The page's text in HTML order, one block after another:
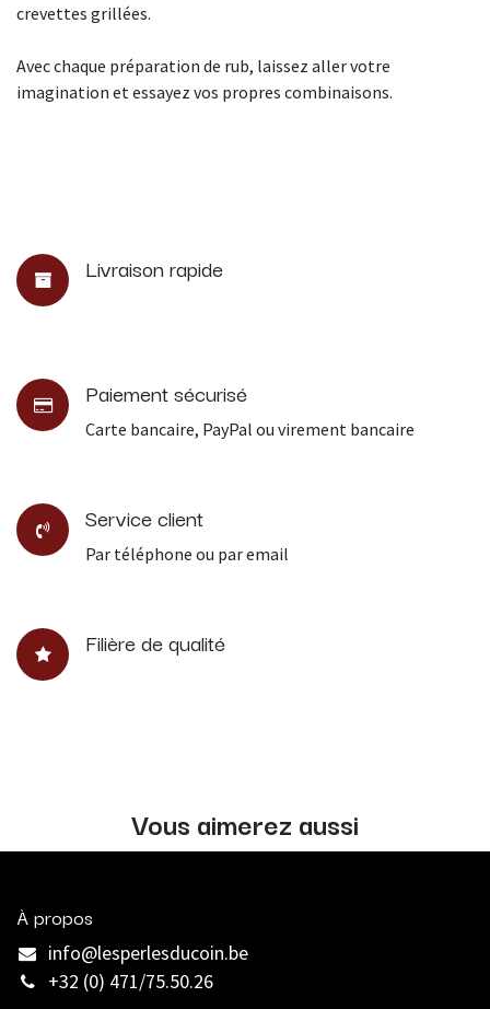
crevettes grillées.
Avec chaque préparation de rub, laissez aller votre
imagination et essayez vos propres combinaisons.
Livraison rapide
Paiement sécurisé
Carte bancaire, PayPal ou virement bancaire
Service client
Par téléphone ou par email
Filière de qualité
Vous aimerez aussi
À propos
info@lesperlesducoin.be​
+32 (0) 471/75.50.26